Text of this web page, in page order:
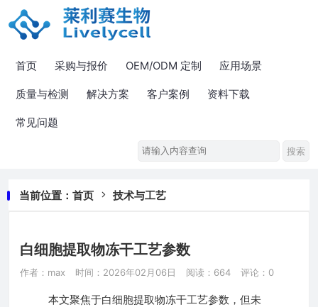
首页 采购与报价 OEM/ODM 定制 应用场景
质量与检测 解决方案 客户案例 资料下载
常见问题
当前位置： 首页 技术与工艺
白细胞提取物冻干工艺参数
作者：max 时间：2026年02月06日 阅读：664 评论：0
本文聚焦于白细胞提取物冻干工艺参数，但未